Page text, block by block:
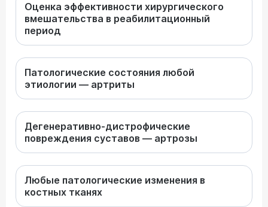
Оценка эффективности хирургического
вмешательства в реабилитационный
период
Патологические состояния любой
этиологии — артриты
Дегенеративно-дистрофические
повреждения суставов — артрозы
Любые патологические изменения в
костных тканях